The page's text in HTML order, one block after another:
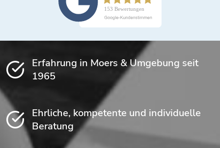
Erfahrung in Moers & Umgebung seit
1965
Ehrliche, kompetente und individuelle
Beratung